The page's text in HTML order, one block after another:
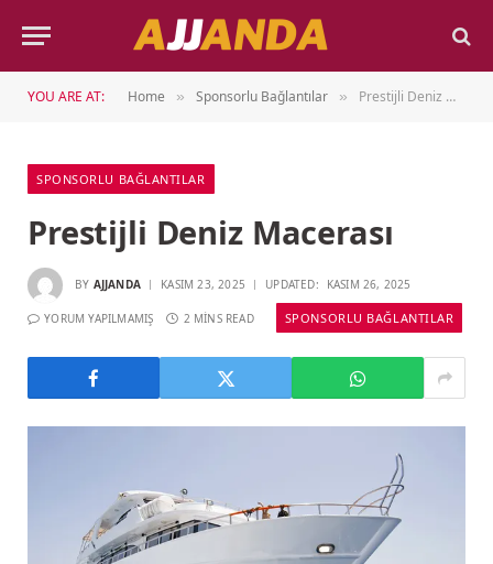
YOU ARE AT: Home » Sponsorlu Bağlantılar » Prestijli Deniz Macerası
SPONSORLU BAĞLANTILAR
Prestijli Deniz Macerası
BY AJJANDA KASIM 23, 2025 UPDATED: KASIM 26, 2025
YORUM YAPILMAMIŞ 2 MINS READ SPONSORLU BAĞLANTILAR